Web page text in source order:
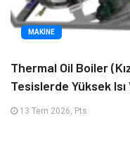
MAKINE
Thermal Oil Boiler
Tesislerde Yüksek
13 Tem 2026, Pts